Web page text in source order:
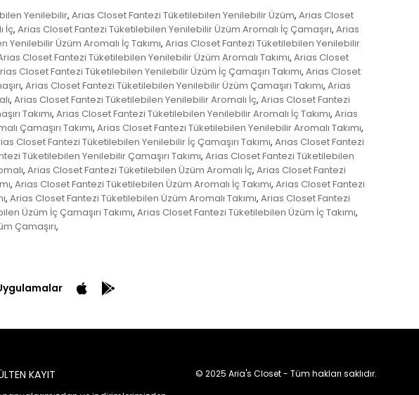
Yenilebilir, Arias Closet Fantezi Tüketilebilen Yenilebilir Üzüm, Arias Closet
İç, Arias Closet Fantezi Tüketilebilen Yenilebilir Üzüm Aromalı İç Çamaşırı, Arias
Üzüm Aromalı İç Takımı, Arias Closet Fantezi Tüketilebilen Yenilebilir
Closet Fantezi Tüketilebilen Yenilebilir Üzüm Aromalı Takımı, Arias Closet
Closet Fantezi Tüketilebilen Yenilebilir Üzüm İç Çamaşırı Takımı, Arias Closet
, Arias Closet Fantezi Tüketilebilen Yenilebilir Üzüm Çamaşırı Takımı, Arias
, Arias Closet Fantezi Tüketilebilen Yenilebilir Aromalı İç, Arias Closet Fantezi
Takımı, Arias Closet Fantezi Tüketilebilen Yenilebilir Aromalı İç Takımı, Arias
Çamaşırı Takımı, Arias Closet Fantezi Tüketilebilen Yenilebilir Aromalı Takımı,
Closet Fantezi Tüketilebilen Yenilebilir İç Çamaşırı Takımı, Arias Closet Fantezi
Tüketilebilen Yenilebilir Çamaşırı Takımı, Arias Closet Fantezi Tüketilebilen
, Arias Closet Fantezi Tüketilebilen Üzüm Aromalı İç, Arias Closet Fantezi
, Arias Closet Fantezi Tüketilebilen Üzüm Aromalı İç Takımı, Arias Closet Fantezi
, Arias Closet Fantezi Tüketilebilen Üzüm Aromalı Takımı, Arias Closet Fantezi
Üzüm İç Çamaşırı Takımı, Arias Closet Fantezi Tüketilebilen Üzüm İç Takımı,
Çamaşırı,
KAYIT © 2025 Aria's Closet - Tüm hakları saklıdır.